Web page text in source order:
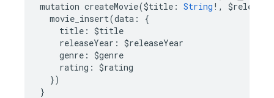
mutation createMovie($title : String ! , $
movie_insert(data :
{
title : $title
releaseYear : $releaseYear
genre : $genre
rating : $rating
})
}